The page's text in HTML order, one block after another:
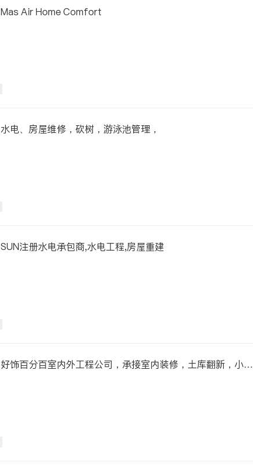
Mas Air Home Comfort
水电、房屋维修，砍树，游泳池管理，
SUN注册水电承包商,水电工程,房屋重建
好饰百分百室内外工程公司，承接室内装修，土库翻新，小修